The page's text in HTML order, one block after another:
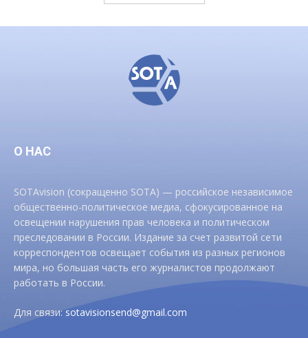
О НАС
SOTAvision (сокращенно SOTA) — российское независимое
общественно-политическое медиа, сфокусированное на
освещении нарушения прав человека и политическом
преследовании в России. Издание за счет развитой сети
корреспондентов освещает события из разных регионов
мира, но большая часть его журналистов продолжают
работать в России.
Для связи:sotavisionsend@gmail.com